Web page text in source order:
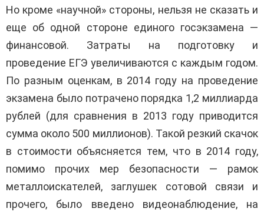
Но кроме «научной» стороны, нельзя не сказать и
еще об одной стороне единого госэкзамена —
финансовой. Затраты на подготовку и
проведение ЕГЭ увеличиваются с каждым годом.
По разным оценкам, в 2014 году на проведение
экзамена было потрачено порядка 1,2 миллиарда
рублей (для сравнения в 2013 году приводится
сумма около 500 миллионов). Такой резкий скачок
в стоимости объясняется тем, что в 2014 году,
помимо прочих мер безопасности — рамок
металлоискателей, заглушек сотовой связи и
прочего, было введено видеонаблюдение, на